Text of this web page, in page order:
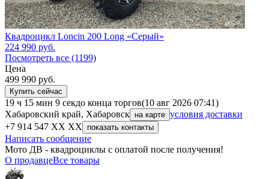
Квадроцикл Loncin 200 Long «Серый»
224 990 руб.
Посмотреть все (1199)
Цена
499 990 руб.
Купить сейчас
19 ч 15 мин 9 секдо конца торгов(10 авг 2026 07:41)
Хабаровский край, Хабаровск на карте условия доставки
+7 914 547 XX XX
показать контакты
Написать сообщение
Мото ДВ - квадроциклы с оплатой после получения!
О продавцеВсе товары